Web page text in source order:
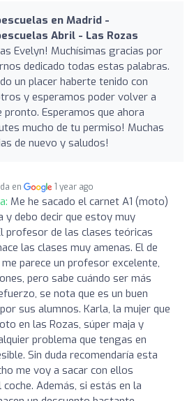
en Madrid -
Abril - Las Rozas
Evelyn! Muchísimas gracias por
dedicado todas estas palabras.
un placer haberte tenido con
y esperamos poder volver a
pronto. Esperamos que ahora
mucho de tu permiso! Muchas
de nuevo y saludos!
en 1 year ago
Me he sacado el carnet A1 (moto)
y debo decir que estoy muy
profesor de las clases teóricas
las clases muy amenas. El de
parece un profesor excelente,
pero sabe cuándo ser más
se nota que es un buen
sus alumnos. Karla, la mujer que
en las Rozas, súper maja y
problema que tengas en
Sin duda recomendaría esta
me voy a sacar con ellos
Además, si estás en la